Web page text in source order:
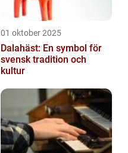
01 oktober 2025
Dalahäst: En symbol för
svensk tradition och
kultur